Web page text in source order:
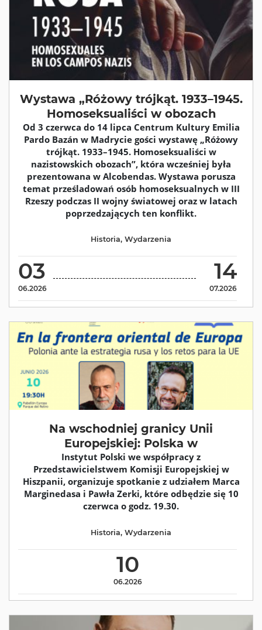
Wystawa „Różowy trójkąt. 1933–1945.
Homoseksualiści w obozach
Od 3 czerwca do 14 lipca Centrum Kultury Emilia
Pardo Bazán w Madrycie gości wystawę „Różowy
trójkąt. 1933–1945. Homoseksualiści w
nazistowskich obozach”, która wcześniej była
prezentowana w Alcobendas. Wystawa porusza
temat prześladowań osób homoseksualnych w III
Rzeszy podczas II wojny światowej oraz w latach
poprzedzających ten konflikt.
03
06.2026
14
07.2026
Historia, Wydarzenia
Na wschodniej granicy Unii
Europejskiej: Polska w
Instytut Polski we współpracy z
Przedstawicielstwem Komisji Europejskiej w
Hiszpanii, organizuje spotkanie z udziałem Marca
Marginedasa i Pawła Zerki, które odbędzie się 10
czerwca o godz. 19.30.
10
06.2026
Historia, Wydarzenia